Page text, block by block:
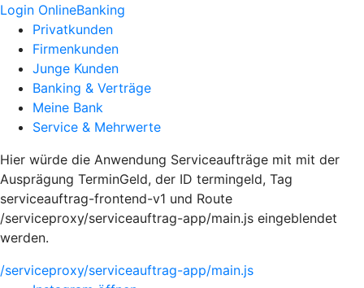
Login OnlineBanking
Privatkunden
Firmenkunden
Junge Kunden
Banking & Verträge
Meine Bank
Service & Mehrwerte
Hier würde die Anwendung Serviceaufträge mit mit der
Ausprägung TerminGeld, der ID termingeld, Tag
serviceauftrag-frontend-v1 und Route
/serviceproxy/serviceauftrag-app/main.js eingeblendet
werden.
/serviceproxy/serviceauftrag-app/main.js